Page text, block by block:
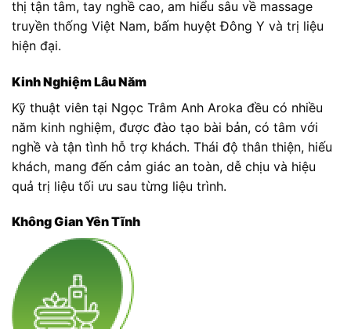
thị tận tâm, tay nghề cao, am hiểu sâu về massage
truyền thống Việt Nam, bấm huyệt Đông Y và trị liệu
hiện đại.
Kinh Nghiệm Lâu Năm
Kỹ thuật viên tại Ngọc Trâm Anh Aroka đều có nhiều
năm kinh nghiệm, được đào tạo bài bản, có tâm với
nghề và tận tình hỗ trợ khách. Thái độ thân thiện, hiếu
khách, mang đến cảm giác an toàn, dễ chịu và hiệu
quả trị liệu tối ưu sau từng liệu trình.
Không Gian Yên Tĩnh